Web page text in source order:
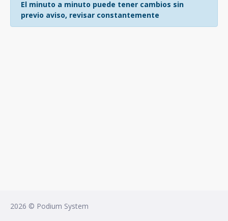
El minuto a minuto puede tener cambios sin
previo aviso, revisar constantemente
2026 © Podium System